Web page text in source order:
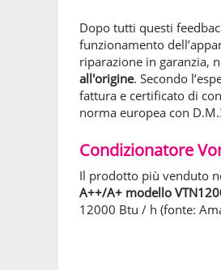
Dopo tutti questi
funzionamento
riparazione in garanzia,
all'origine. Secondo
fattura e certificato di
norma europea con
Condizionatore
Il prodotto più venduto
A++/A+ modello
12000 Btu / h (fonte: